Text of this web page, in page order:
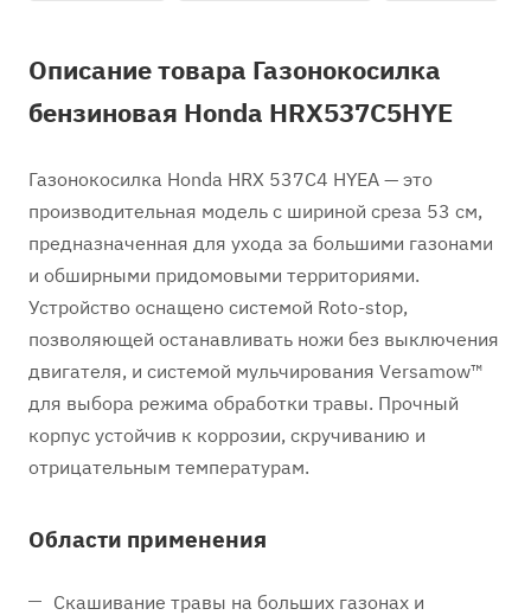
Описание товара Газонокосилка
бензиновая Honda HRX537C5HYE
Газонокосилка Honda HRX 537C4 HYEA — это
производительная модель с шириной среза 53 см,
предназначенная для ухода за большими газонами
и обширными придомовыми территориями.
Устройство оснащено системой Roto-stop,
позволяющей останавливать ножи без выключения
двигателя, и системой мульчирования Versamow™
для выбора режима обработки травы. Прочный
корпус устойчив к коррозии, скручиванию и
отрицательным температурам.
Области применения
Скашивание травы на больших газонах и